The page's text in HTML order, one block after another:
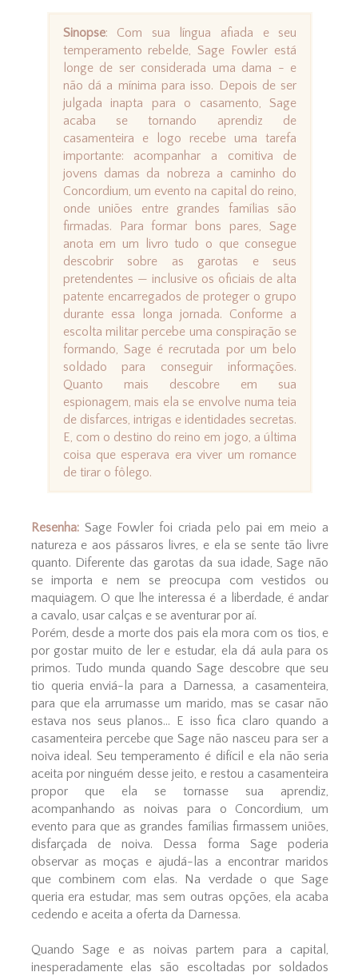
Sinopse: Com sua língua afiada e seu
temperamento rebelde, Sage Fowler está
longe de ser considerada uma dama - e
não dá a mínima para isso. Depois de ser
julgada inapta para o casamento, Sage
acaba se tornando aprendiz de
casamenteira e logo recebe uma tarefa
importante: acompanhar a comitiva de
jovens damas da nobreza a caminho do
Concordium, um evento na capital do reino,
onde uniões entre grandes famílias são
firmadas. Para formar bons pares, Sage
anota em um livro tudo o que consegue
descobrir sobre as garotas e seus
pretendentes — inclusive os oficiais de alta
patente encarregados de proteger o grupo
durante essa longa jornada. Conforme a
escolta militar percebe uma conspiração se
formando, Sage é recrutada por um belo
soldado para conseguir informações.
Quanto mais descobre em sua
espionagem, mais ela se envolve numa teia
de disfarces, intrigas e identidades secretas.
E, com o destino do reino em jogo, a última
coisa que esperava era viver um romance
de tirar o fôlego.
Resenha: Sage Fowler foi criada pelo pai em meio a
natureza e aos pássaros livres, e ela se sente tão livre
quanto. Diferente das garotas da sua idade, Sage não
se importa e nem se preocupa com vestidos ou
maquiagem. O que lhe interessa é a liberdade, é andar
a cavalo, usar calças e se aventurar por aí.
Porém, desde a morte dos pais ela mora com os tios, e
por gostar muito de ler e estudar, ela dá aula para os
primos. Tudo munda quando Sage descobre que seu
tio queria enviá-la para a Darnessa, a casamenteira,
para que ela arrumasse um marido, mas se casar não
estava nos seus planos... E isso fica claro quando a
casamenteira percebe que Sage não nasceu para ser a
noiva ideal. Seu temperamento é difícil e ela não seria
aceita por ninguém desse jeito, e restou a casamenteira
propor que ela se tornasse sua aprendiz,
acompanhando as noivas para o Concordium, um
evento para que as grandes famílias firmassem uniões,
disfarçada de noiva. Dessa forma Sage poderia
observar as moças e ajudá-las a encontrar maridos
que combinem com elas. Na verdade o que Sage
queria era estudar, mas sem outras opções, ela acaba
cedendo e aceita a oferta da Darnessa.
Quando Sage e as noivas partem para a capital,
inesperadamente elas são escoltadas por soldados